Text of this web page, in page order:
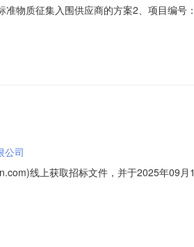
物质征集入围供应商的方案2、项目编号
入围价格或者最低入围分值最低入围分
公司
线上获取招标文件，并于2025年09
目基本概况介绍、用途：详见交易需求备